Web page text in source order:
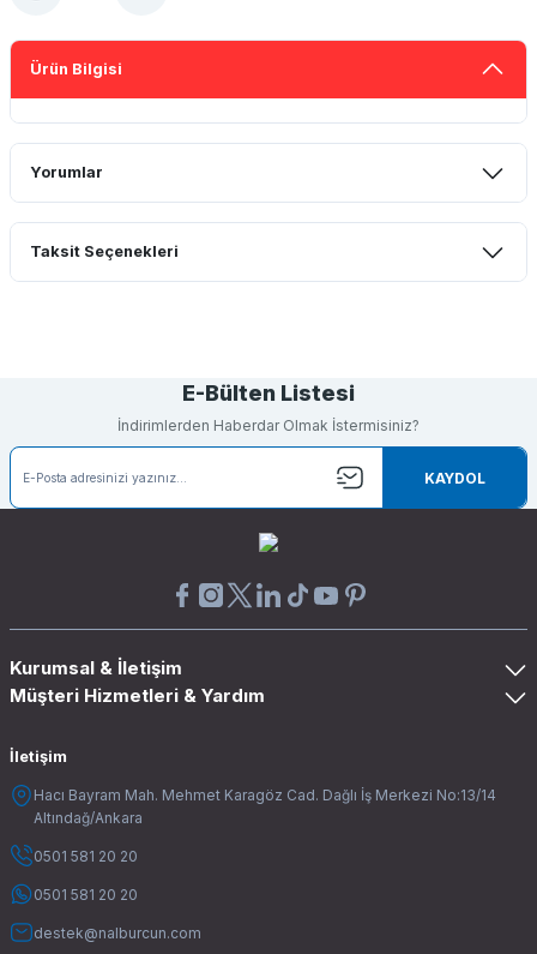
Ürün Bilgisi
Yorumlar
Bu ürüne ilk yorumu siz yapın!
Taksit Seçenekleri
E-Bülten Listesi
İndirimlerden Haberdar Olmak İstermisiniz?
KAYDOL
Kurumsal & İletişim
Müşteri Hizmetleri & Yardım
İletişim
Hacı Bayram Mah. Mehmet Karagöz Cad. Dağlı İş Merkezi No:13/14
Altındağ/Ankara
0501 581 20 20
0501 581 20 20
destek@nalburcun.com